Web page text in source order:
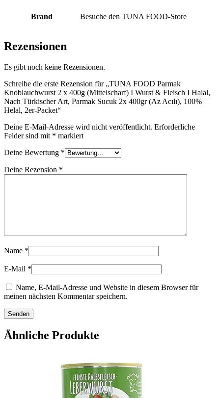
Brand Besuche den TUNA FOOD-Store
Rezensionen
Es gibt noch keine Rezensionen.
Schreibe die erste Rezension für „TUNA FOOD Parmak
Knoblauchwurst 2 x 400g (Mittelscharf) I Wurst & Fleisch I Halal,
Nach Türkischer Art, Parmak Sucuk 2x 400gr (Az Acılı), 100%
Helal, 2er-Packet“
Deine E-Mail-Adresse wird nicht veröffentlicht. Erforderliche
Felder sind mit * markiert
Deine Bewertung *
Deine Rezension *
Name *
E-Mail *
Name, E-Mail-Adresse und Website in diesem Browser für
meinen nächsten Kommentar speichern.
Ähnliche Produkte